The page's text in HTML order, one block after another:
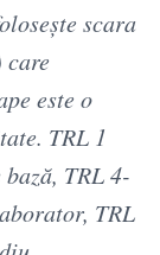
scara
care
este o
TRL 1
TRL 4-
TRL